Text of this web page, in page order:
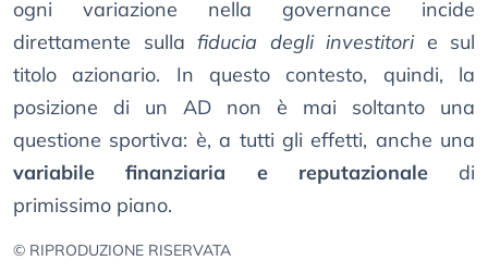
ogni variazione nella governance incide
direttamente sulla fiducia degli investitorie sul
titolo azionario. In questo contesto, quindi, la
posizione di un AD non è mai soltanto una
questione sportiva: è, a tutti gli effetti, anche una
variabile finanziaria e reputazionaledi
primissimo piano.
© RIPRODUZIONE RISERVATA